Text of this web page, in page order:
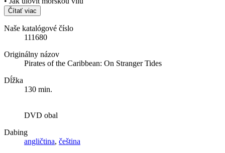
Čítať viac
Naše katalógové číslo
111680
Originálny názov
Pirates of the Caribbean: On Stranger Tides
Dĺžka
130 min.
DVD obal
Dabing
angličtina, čeština